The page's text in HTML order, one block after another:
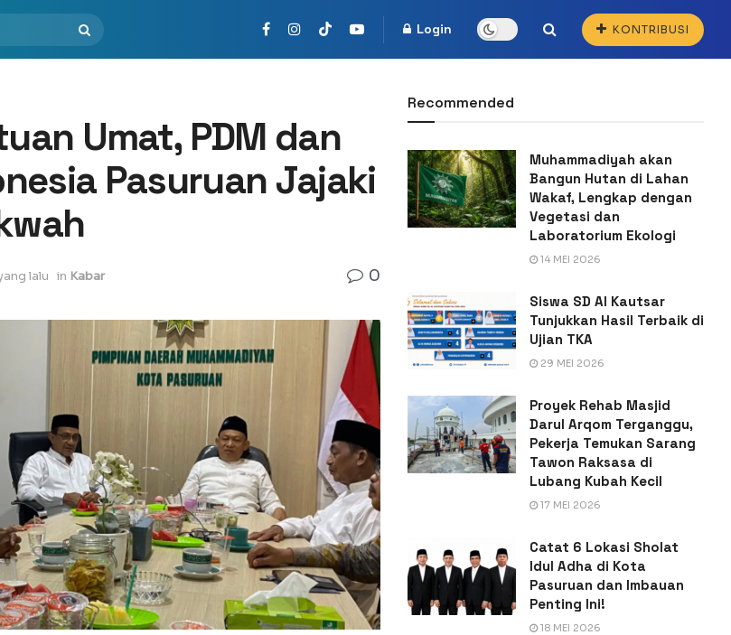
Login KONTRIBUSI
Umat, PDM dan
Pasuruan Jajaki
lalu in Kabar 0
Recommended
Muhammadiyah akan
Bangun Hutan di Lahan
Wakaf, Lengkap dengan
Vegetasi dan
Laboratorium Ekologi
14 MEI 2026
Siswa SD Al Kautsar
Tunjukkan Hasil Terbaik di
Ujian TKA
29 MEI 2026
Proyek Rehab Masjid
Darul Arqom Terganggu,
Pekerja Temukan Sarang
Tawon Raksasa di
Lubang Kubah Kecil
17 MEI 2026
Catat 6 Lokasi Sholat
Idul Adha di Kota
Pasuruan dan Imbauan
Penting Ini!
18 MEI 2026